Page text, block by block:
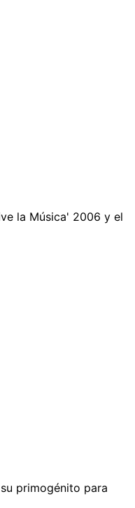
la Música' 2006 y el
primogénito para